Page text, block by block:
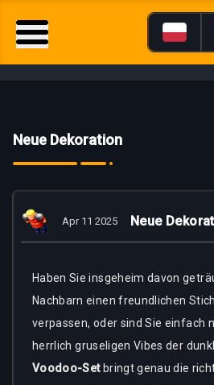
Neue Dekoration
Apr 11 2025 Neue
Haben Sie insgeheim davon
Nachbarn einen freundlichen
verpassen, oder sind Sie einfach
herrlich gruseligen Vibes der
Voodoo-Setbringt genau die